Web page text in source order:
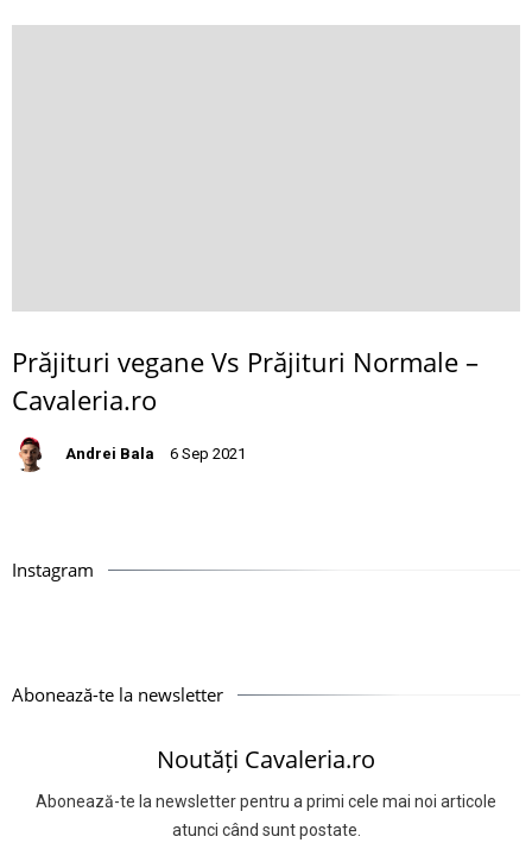
Prăjituri vegane Vs Prăjituri Normale –
Cavaleria.ro
Andrei Bala 6 Sep 2021
Instagram
Abonează-te la newsletter
Noutăți Cavaleria.ro
Abonează-te la newsletter pentru a primi cele mai noi articole
atunci când sunt postate.